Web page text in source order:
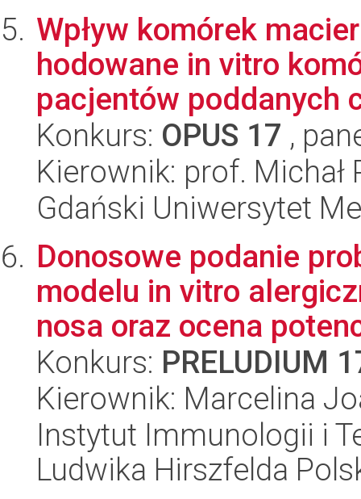
Wpływ komórek
hodowane in vitro
pacjentów poddanych
Konkurs: OPUS 17 ,
Kierownik: prof. Michał
Gdański Uniwersytet
Donosowe podanie
modelu in vitro
nosa oraz ocena
Konkurs: PRELUDIUM
Kierownik: Marcelina
Instytut Immunologii i
Ludwika Hirszfelda